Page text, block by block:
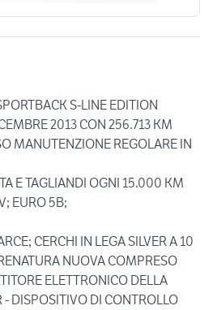
S-LINE EDITION
2013 CON 256.713 KM
MANUTENZIONE REGOLARE IN
E TAGLIANDI OGNI 15.000 KM
EURO 5B;
CERCHI IN LEGA SILVER A 10
NUOVA COMPRESO
ELETTRONICO DELLA
- DISPOSITIVO DI CONTROLLO